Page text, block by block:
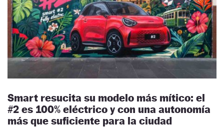
Smart resucita su modelo más mítico: el
#2 es 100% eléctrico y con una autonomía
más que suficiente para la ciudad